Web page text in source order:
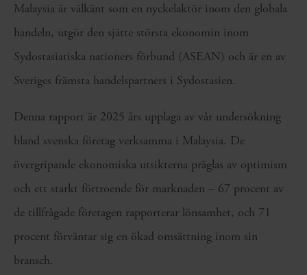
Malaysia är välkänt som en nyckelaktör inom den globala
handeln, utgör den sjätte största ekonomin inom
Sydostasiatiska nationers förbund (ASEAN) och är en av
Sveriges främsta handelspartners i Sydostasien.
Denna rapport är 2025 års upplaga av vår undersökning
bland svenska företag verksamma i Malaysia. De
övergripande ekonomiska utsikterna präglas av optimism
och ett starkt förtroende för marknaden – 67 procent av
de tillfrågade företagen rapporterar lönsamhet, och 71
procent förväntar sig en ökad omsättning inom sin
bransch.